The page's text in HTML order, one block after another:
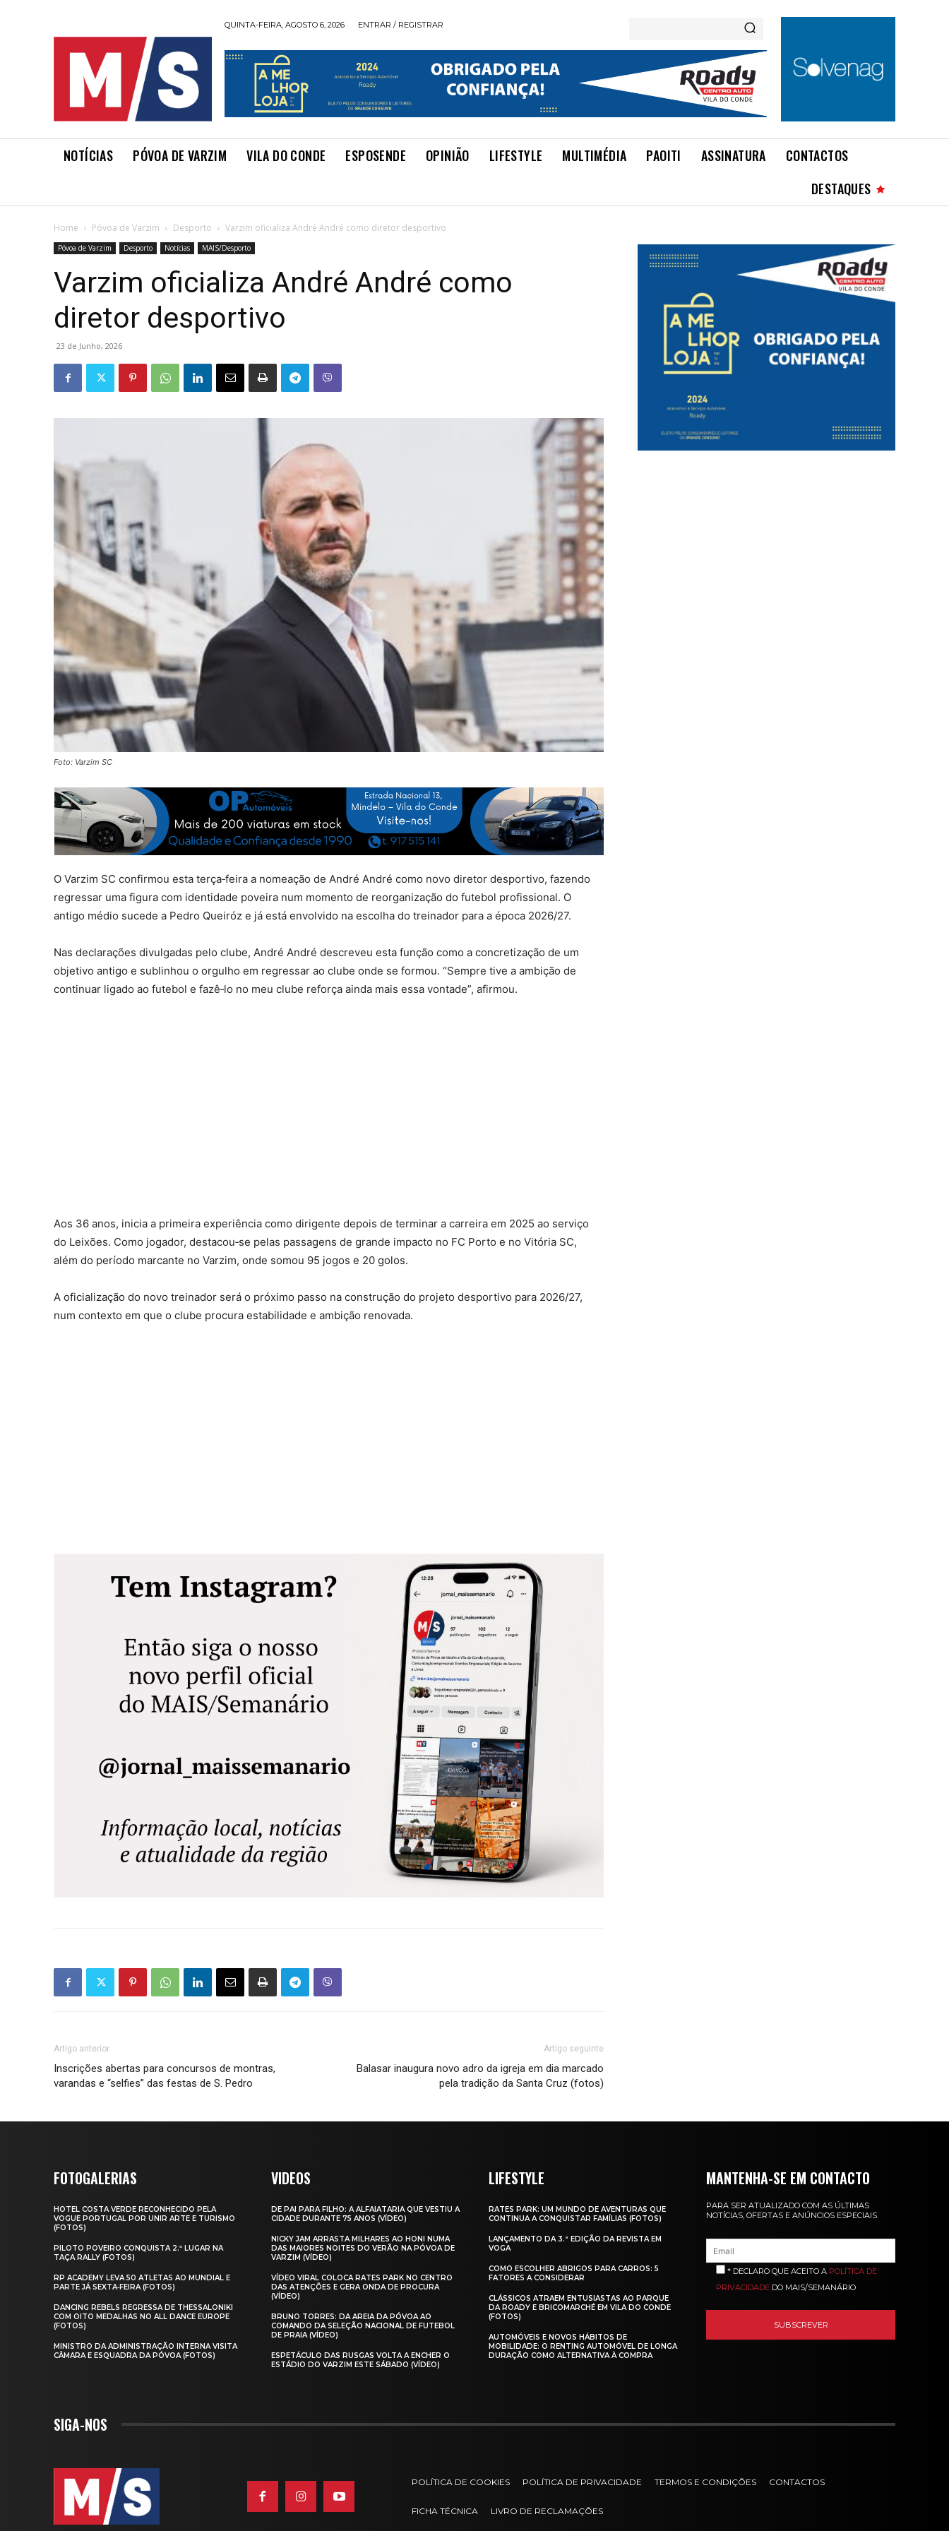
QUINTA-FEIRA, AGOSTO 6, 2026 ENTRAR / REGISTRAR
NOTÍCIAS PÓVOA DE VARZIM VILA DO CONDE ESPOSENDE OPINIÃO LIFESTYLE MULTIMÉDIA PAOITI ASSINATURA
CONTACTOS
DESTAQUES
Home Póvoa de Varzim Desporto Varzim oficializa André André como diretor desportivo
Póvoa de Varzim Desporto Notícias MAIS/Desporto
Varzim oficializa André André como
diretor desportivo
23 de Junho, 2026
Foto: Varzim SC
O Varzim SC confirmou esta terça‑feira a nomeação de André André como novo diretor desportivo, fazendo
regressar uma figura com identidade poveira num momento de reorganização do futebol profissional. O
antigo médio sucede a Pedro Queiróz e já está envolvido na escolha do treinador para a época 2026/27.
Nas declarações divulgadas pelo clube, André André descreveu esta função como a concretização de um
objetivo antigo e sublinhou o orgulho em regressar ao clube onde se formou. “Sempre tive a ambição de
continuar ligado ao futebol e fazê‑lo no meu clube reforça ainda mais essa vontade”, afirmou.
Aos 36 anos, inicia a primeira experiência como dirigente depois de terminar a carreira em 2025 ao serviço
do Leixões. Como jogador, destacou‑se pelas passagens de grande impacto no FC Porto e no Vitória SC,
além do período marcante no Varzim, onde somou 95 jogos e 20 golos.
A oficialização do novo treinador será o próximo passo na construção do projeto desportivo para 2026/27,
num contexto em que o clube procura estabilidade e ambição renovada.
Artigo anterior
Inscrições abertas para concursos de montras,
varandas e “selfies” das festas de S. Pedro
Artigo seguinte
Balasar inaugura novo adro da igreja em dia marcado
pela tradição da Santa Cruz (fotos)
FOTOGALERIAS
HOTEL COSTA VERDE RECONHECIDO PELA
VOGUE PORTUGAL POR UNIR ARTE E TURISMO
(FOTOS)
PILOTO POVEIRO CONQUISTA 2.º LUGAR NA
TAÇA RALLY (FOTOS)
RP ACADEMY LEVA 50 ATLETAS AO MUNDIAL E
PARTE JÁ SEXTA‑FEIRA (FOTOS)
DANCING REBELS REGRESSA DE THESSALONIKI
COM OITO MEDALHAS NO ALL DANCE EUROPE
(FOTOS)
MINISTRO DA ADMINISTRAÇÃO INTERNA VISITA
CÂMARA E ESQUADRA DA PÓVOA (FOTOS)
VIDEOS
DE PAI PARA FILHO: A ALFAIATARIA QUE VESTIU A
CIDADE DURANTE 75 ANOS (VÍDEO)
NICKY JAM ARRASTA MILHARES AO HONI NUMA
DAS MAIORES NOITES DO VERÃO NA PÓVOA DE
VARZIM (VÍDEO)
VÍDEO VIRAL COLOCA RATES PARK NO CENTRO
DAS ATENÇÕES E GERA ONDA DE PROCURA
(VÍDEO)
BRUNO TORRES: DA AREIA DA PÓVOA AO
COMANDO DA SELEÇÃO NACIONAL DE FUTEBOL
DE PRAIA (VÍDEO)
ESPETÁCULO DAS RUSGAS VOLTA A ENCHER O
ESTÁDIO DO VARZIM ESTE SÁBADO (VÍDEO)
LIFESTYLE
RATES PARK: UM MUNDO DE AVENTURAS QUE
CONTINUA A CONQUISTAR FAMÍLIAS (FOTOS)
LANÇAMENTO DA 3.ª EDIÇÃO DA REVISTA EM
VOGA
COMO ESCOLHER ABRIGOS PARA CARROS: 5
FATORES A CONSIDERAR
CLÁSSICOS ATRAEM ENTUSIASTAS AO PARQUE
DA ROADY E BRICOMARCHÉ EM VILA DO CONDE
(FOTOS)
AUTOMÓVEIS E NOVOS HÁBITOS DE
MOBILIDADE: O RENTING AUTOMÓVEL DE LONGA
DURAÇÃO COMO ALTERNATIVA À COMPRA
MANTENHA-SE EM CONTACTO
PARA SER ATUALIZADO COM AS ÚLTIMAS
NOTÍCIAS, OFERTAS E ANÚNCIOS ESPECIAIS.
* DECLARO QUE ACEITO A POLÍTICA DE
PRIVACIDADE DO MAIS/SEMANÁRIO
SIGA-NOS
POLÍTICA DE COOKIES POLÍTICA DE PRIVACIDADE TERMOS E CONDIÇÕES CONTACTOS
FICHA TÉCNICA LIVRO DE RECLAMAÇÕES